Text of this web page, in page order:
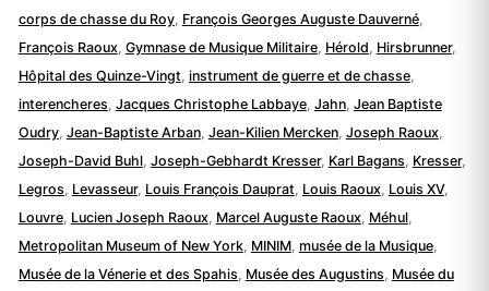
corps de chasse du Roy, François Georges Auguste Dauverné,
François Raoux, Gymnase de Musique Militaire, Hérold Hirsbrunner,
Hôpital des Quinze-Vingt instrument de guerre et de chasse,
interencheres Jacques Christophe Labbaye, Jahn, Jean Baptiste
Oudry, Jean-Baptiste Arban, Jean-Kilien Mercken, Joseph Raoux,
Joseph-David Buhl, Joseph-Gebhardt Kresser, Karl Bagans Kresser,
Legros Levasseur, Louis François Dauprat Louis Raoux, Louis XV,
Louvre, Lucien Joseph Raoux, Marcel Auguste Raoux, Méhul,
Metropolitan Museum of New York, MINIM, musée de la Musique,
Musée de la Vénerie et des Spahis Musée des Augustins Musée du